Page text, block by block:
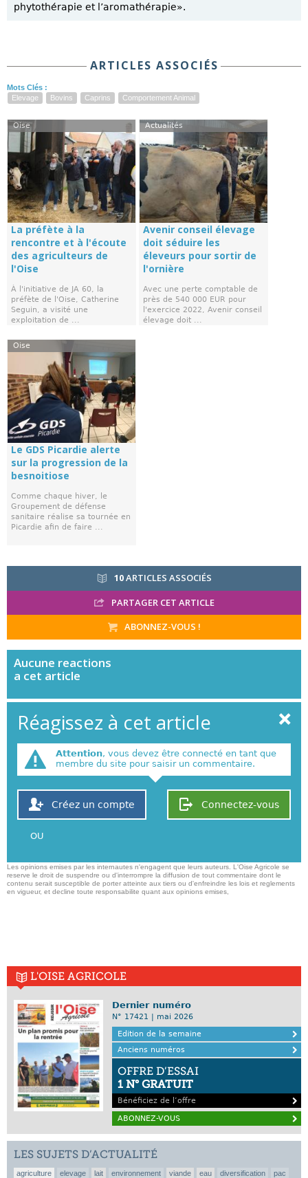
phytothérapie et l’aromathérapie».
ARTICLES ASSOCIÉS
Mots Clés :
Elevage
Bovins Caprins Comportement Animal
Oise
La préfète à la
rencontre et à l'écoute
des agriculteurs de
l'Oise
À l'initiative de JA 60, la
préfète de l'Oise, Catherine
Seguin, a visité une
exploitation de ...
Actualités
Avenir conseil élevage
doit séduire les
éleveurs pour sortir de
l'ornière
Avec une perte comptable de
près de 540 000 EUR pour
l'exercice 2022, Avenir conseil
élevage doit ...
Oise
Le GDS Picardie alerte
sur la progression de la
besnoitiose
Comme chaque hiver, le
Groupement de défense
sanitaire réalise sa tournée en
Picardie afin de faire ...
10ARTICLES ASSOCIÉS
PARTAGER CET ARTICLE
ABONNEZ-VOUS !
Aucune reactions
a cet article
Réagissez à cet article
Attention, vous devez être connecté en tant que
membre du site pour saisir un commentaire.
Connectez-vous
Créez un compte
OU
Les opinions emises par les internautes n'engagent que leurs auteurs. L'Oise Agricole se
reserve le droit de suspendre ou d'interrompre la diffusion de tout commentaire dont le
contenu serait susceptible de porter atteinte aux tiers ou d'enfreindre les lois et reglements
en vigueur, et decline toute responsabilite quant aux opinions emises,
L'OISE AGRICOLE
Dernier numéro
N° 17421 | mai 2026
Edition de la semaine
Anciens numéros
OFFRE D’ESSAI
1 N° GRATUIT
Bénéficiez de l’offre
ABONNEZ-VOUS
LES SUJETS D’ACTUALITÉ
agriculture elevage lait environnement viande eau diversification pac